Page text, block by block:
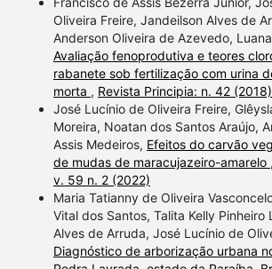
Oliveira Freire, Jandeilson Alves de
Anderson Oliveira de Azevedo,
Avaliação fenoprodutiva e teores
rabanete sob fertilização com urina
morta , Revista Principia: n. 42 (2018)
José Lucínio de Oliveira Freire,
Moreira, Noatan dos Santos Araújo,
Assis Medeiros, Efeitos do carvão
de mudas de maracujazeiro-amarelo ,
v. 59 n. 2 (2022)
Maria Tatianny de Oliveira
Vital dos Santos, Talita Kelly Pinheiro
Alves de Arruda, José Lucínio de
Diagnóstico de arborização urbana